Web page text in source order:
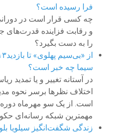
فرا رسیده است؟
چه کسی قرار است در
و رقابت فزاینده قدرت‌های
را به دست بگیرد؟
سیما چه خبر است؟
در آستانه تغییر و یا تمدید
اختلاف نظرها برسر نحوه
است. از یک سو مهرماه دوره
مهمترین شبکه رسانه‌ای
زندگی شگفت‌انگیز سیلویا